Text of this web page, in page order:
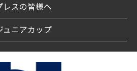
レスの皆様へ
ュニアカップ